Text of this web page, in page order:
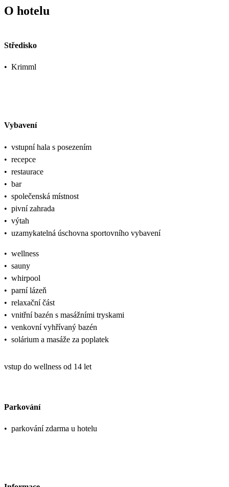
O hotelu
Středisko
• Krimml
Vybavení
• vstupní hala s posezením
• recepce
• restaurace
• bar
• společenská místnost
• pivní zahrada
• výtah
• uzamykatelná úschovna sportovního vybavení
• wellness
• sauny
• whirpool
• parní lázeň
• relaxační část
• vnitřní bazén s masážními tryskami
• venkovní vyhřívaný bazén
• solárium a masáže za poplatek
vstup do wellness od 14 let
Parkování
• parkování zdarma u hotelu